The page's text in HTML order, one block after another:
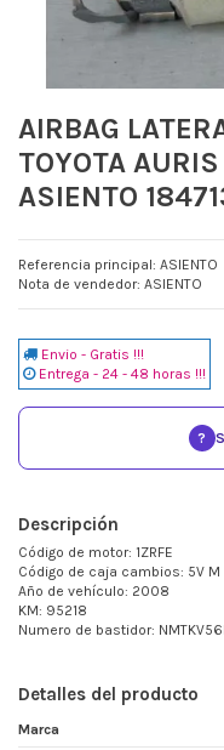
AIRBAG
TOYOTA
ASIENTO
Referencia principal: ASIENTO
Nota de vendedor: ASIENTO
Envio - Gratis !!!
Entrega - 24 - 48 horas !!!
?
Descripción
Código de motor: 1ZRFE
Código de caja cambios: 5V M
Año de vehículo: 2008
KM: 95218
Numero de bastidor:
Detalles del producto
Marca